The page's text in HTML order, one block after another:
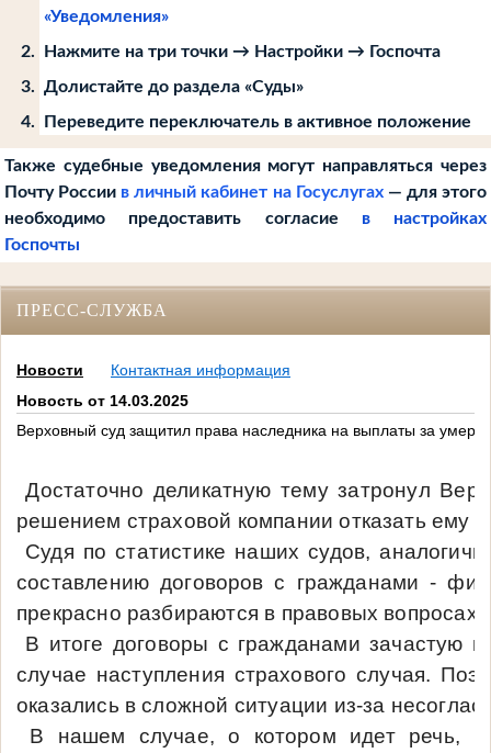
«Уведомления»
Нажмите на три точки → Настройки → Госпочта
Долистайте до раздела «Суды»
Переведите переключатель в активное положение
Также судебные уведомления могут направляться через
Почту России в личный кабинет на Госуслугах— для этого
необходимо предоставить согласие в настройках
Госпочты
ПРЕСС-СЛУЖБА
Новости
Контактная информация
Новость от 14.03.2025
Верховный суд защитил права наследника на выплаты за
Достаточно деликатную тему затронул
решением страховой компании отказать ему
Судя по статистике наших судов,
составлению договоров с гражданами -
прекрасно разбираются в правовых вопросах.
В итоге договоры с гражданами зачастую
случае наступления страхового случая.
оказались в сложной ситуации из-за
В нашем случае, о котором идет речь,